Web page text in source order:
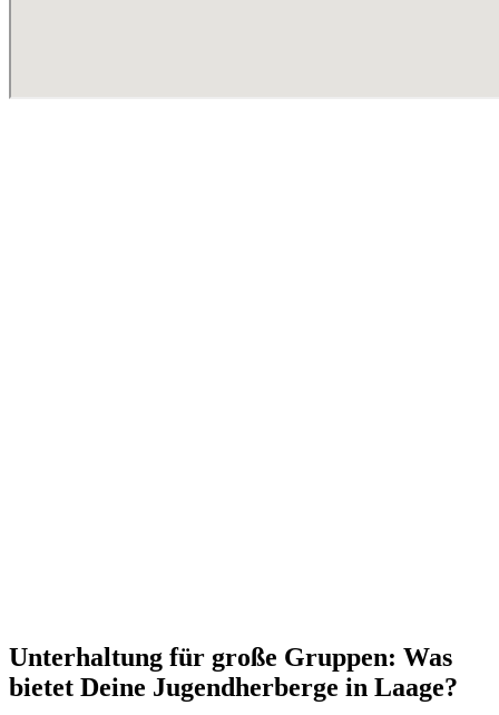
Unterhaltung für große Gruppen: Was
bietet Deine Jugendherberge in Laage?